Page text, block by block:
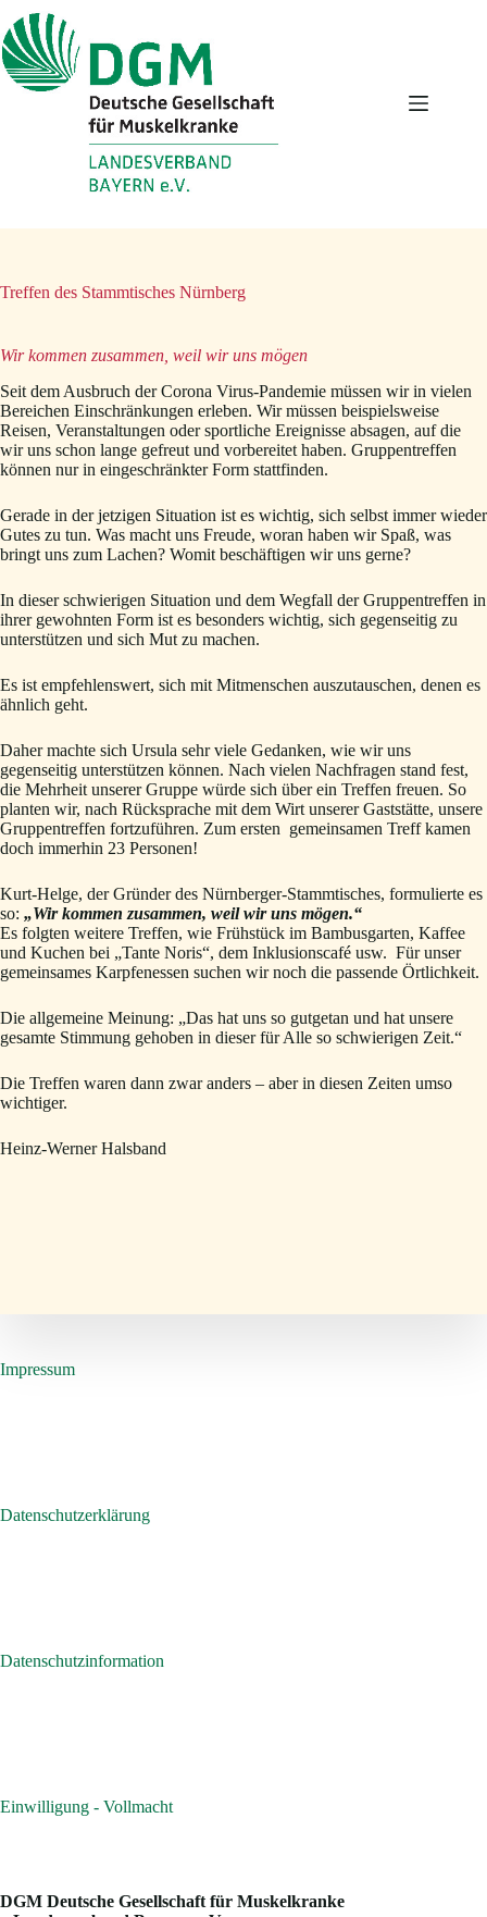
Inhalt
springen
Treffen des Stammtisches Nürnberg
Wir kommen zusammen, weil wir uns mögen
Seit dem Ausbruch der Corona Virus-Pandemie müssen wir in vielen
Bereichen Einschränkungen erleben. Wir müssen beispielsweise
Reisen, Veranstaltungen oder sportliche Ereignisse absagen, auf die
wir uns schon lange gefreut und vorbereitet haben. Gruppentreffen
können nur in eingeschränkter Form stattfinden.
Gerade in der jetzigen Situation ist es wichtig, sich selbst immer wieder
Gutes zu tun. Was macht uns Freude, woran haben wir Spaß, was
bringt uns zum Lachen? Womit beschäftigen wir uns gerne?
In dieser schwierigen Situation und dem Wegfall der Gruppentreffen in
ihrer gewohnten Form ist es besonders wichtig, sich gegenseitig zu
unterstützen und sich Mut zu machen.
Es ist empfehlenswert, sich mit Mitmenschen auszutauschen, denen es
ähnlich geht.
Daher machte sich Ursula sehr viele Gedanken, wie wir uns
gegenseitig unterstützen können. Nach vielen Nachfragen stand fest,
die Mehrheit unserer Gruppe würde sich über ein Treffen freuen. So
planten wir, nach Rücksprache mit dem Wirt unserer Gaststätte, unsere
Gruppentreffen fortzuführen. Zum ersten gemeinsamen Treff kamen
doch immerhin 23 Personen!
Kurt-Helge, der Gründer des Nürnberger-Stammtisches, formulierte es
so: „Wir kommen zusammen, weil wir uns mögen.“
Es folgten weitere Treffen, wie Frühstück im Bambusgarten, Kaffee
und Kuchen bei „Tante Noris“, dem Inklusionscafé usw. Für unser
gemeinsames Karpfenessen suchen wir noch die passende Örtlichkeit.
Die allgemeine Meinung: „Das hat uns so gutgetan und hat unsere
gesamte Stimmung gehoben in dieser für Alle so schwierigen Zeit.“
Die Treffen waren dann zwar anders – aber in diesen Zeiten umso
wichtiger.
Heinz-Werner Halsband
Impressum
Datenschutzerklärung
Datenschutzinformation
Einwilligung - Vollmacht
DGM Deutsche Gesellschaft für Muskelkranke